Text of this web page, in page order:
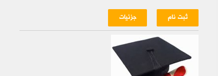
ثبت نام جزئیات